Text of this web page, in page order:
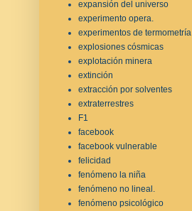
expansión del universo
experimento opera.
experimentos de termometría
explosiones cósmicas
explotación minera
extinción
extracción por solventes
extraterrestres
F1
facebook
facebook vulnerable
felicidad
fenómeno la niña
fenómeno no lineal.
fenómeno psicológico